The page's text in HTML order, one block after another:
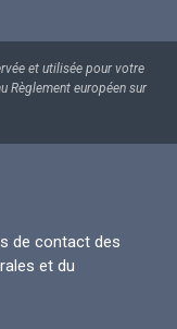
et utilisée pour votre
Règlement européen sur
de contact des
et du